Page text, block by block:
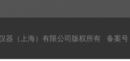
器（上海）有限公司版权所有 备案号